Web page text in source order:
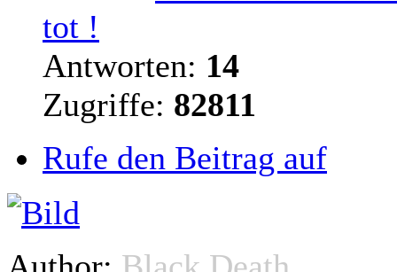
tot !
Antworten: 14
Zugriffe: 82811
Rufe den Beitrag auf